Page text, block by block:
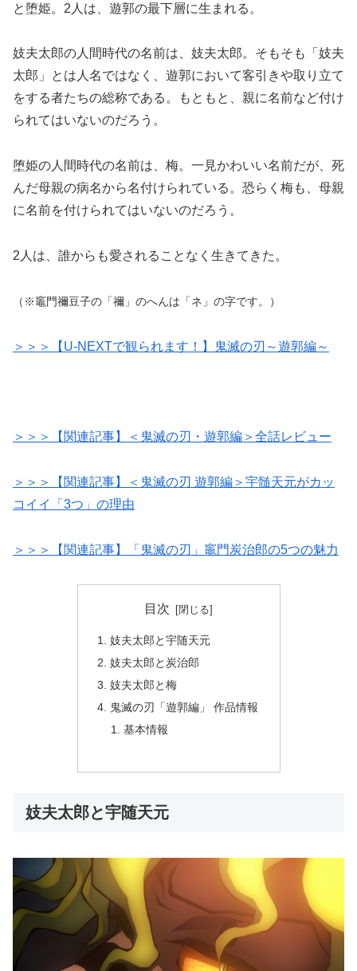
と堕姫。2人は、遊郭の最下層に生まれる。
妓夫太郎の人間時代の名前は、妓夫太郎。そもそも「妓夫
太郎」とは人名ではなく、遊郭において客引きや取り立て
をする者たちの総称である。もともと、親に名前など付け
られてはいないのだろう。
堕姫の人間時代の名前は、梅。一見かわいい名前だが、死
んだ母親の病名から名付けられている。恐らく梅も、母親
に名前を付けられてはいないのだろう。
2人は、誰からも愛されることなく生きてきた。
（※竈門禰豆子の「禰」のへんは「ネ」の字です。）
＞＞＞【U-NEXTで観られます！】鬼滅の刃～遊郭編～
＞＞＞【関連記事】＜鬼滅の刃・遊郭編＞全話レビュー
＞＞＞【関連記事】＜鬼滅の刃 遊郭編＞宇髄天元がカッ
コイイ「3つ」の理由
＞＞＞【関連記事】「鬼滅の刃」竈門炭治郎の5つの魅力
目次
妓夫太郎と宇随天元
妓夫太郎と炭治郎
妓夫太郎と梅
鬼滅の刃「遊郭編」 作品情報
基本情報
妓夫太郎と宇随天元